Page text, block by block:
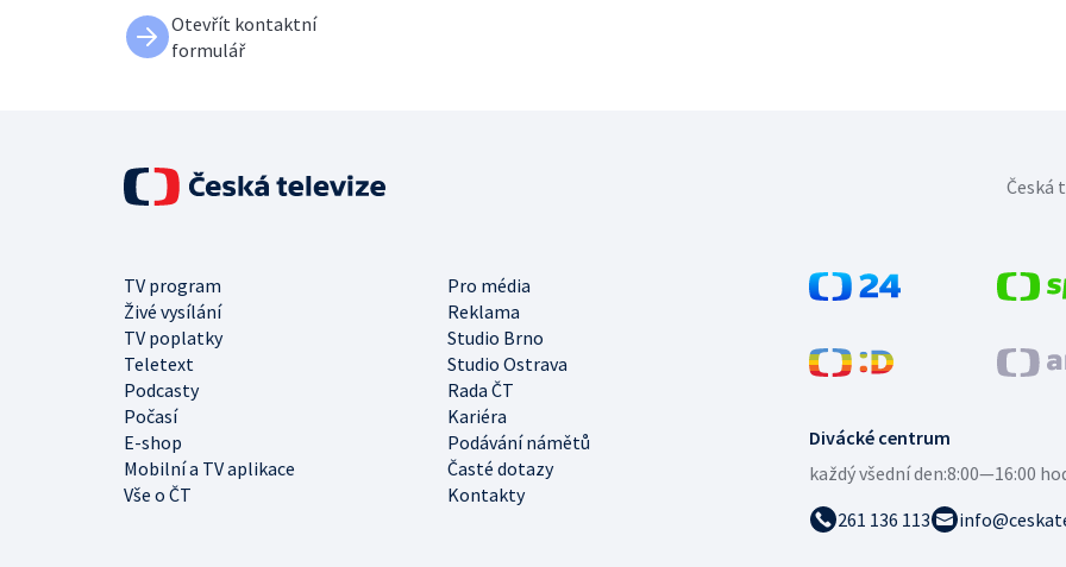
Otevřít kontaktní
formulář
Divácké centrum
každý všední den:8:00—16:00
261 136 113
TV program
Pro média
Živé vysílání
Reklama
TV poplatky
Studio Brno
Teletext
Studio Ostrava
Podcasty
Rada ČT
Počasí
Kariéra
E-shop
Podávání námětů
Mobilní a TV aplikace
Časté dotazy
Vše o ČT
Kontakty
Česká